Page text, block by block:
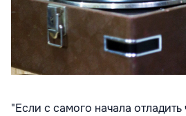
"Если с самого начала